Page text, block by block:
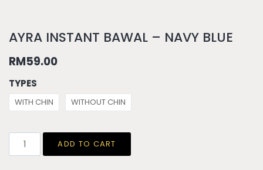
AYRA INSTANT BAWAL – NAVY BLUE
RM59.00
TYPES
WITH CHIN WITHOUT CHIN
ADD TO CART